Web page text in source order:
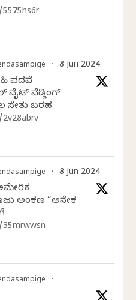
· 8 Jun 2024
ಪದವೆ
ವೈಟ್ ವೆಡ್ಡಿಂಗ್
ಸೇತು ಬರಹ
· 8 Jun 2024
ಅಂಕಣ “ಅನೇಕ
·